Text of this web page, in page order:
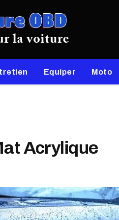
Equiper Moto
Acrylique